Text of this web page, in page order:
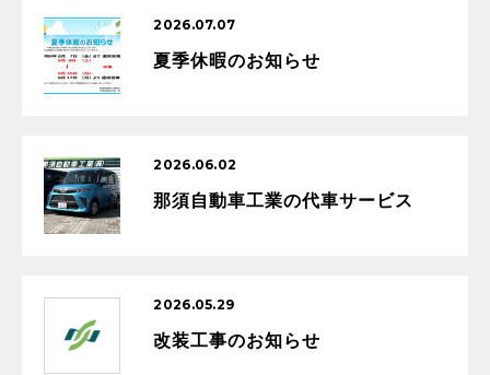
2026.07.07
夏季休暇のお知らせ
2026.06.02
那須自動車工業の代車サービス
2026.05.29
改装工事のお知らせ